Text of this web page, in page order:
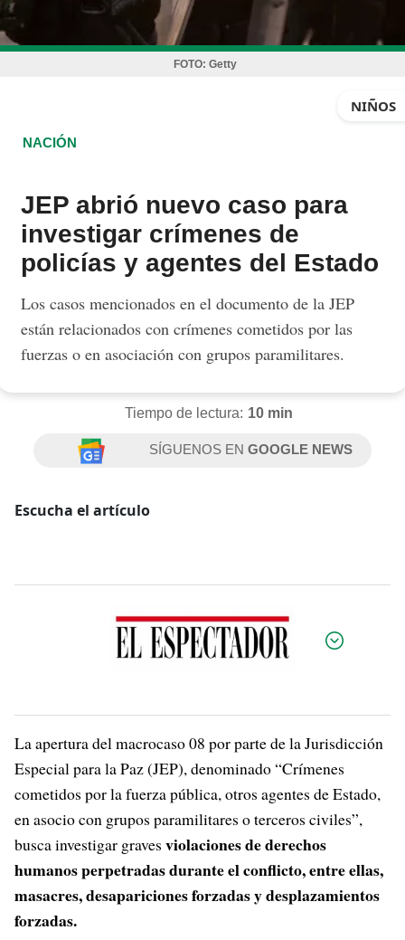
FOTO: Getty
NIÑOS
NACIÓN
JEP abrió nuevo caso para
investigar crímenes de
policías y agentes del Estado
Los casos mencionados en el documento de la JEP
están relacionados con crímenes cometidos por las
fuerzas o en asociación con grupos paramilitares.
Tiempo de lectura: 10 min
SÍGUENOS ENGOOGLE NEWS
Escucha el artículo
Por:
La apertura del macrocaso 08 por parte de la Jurisdicción
Especial para la Paz (JEP), denominado “Crímenes
cometidos por la fuerza pública, otros agentes de Estado,
en asocio con grupos paramilitares o terceros civiles”,
busca investigar graves violaciones de derechos
humanos perpetradas durante el conflicto, entre ellas,
masacres, desapariciones forzadas y desplazamientos
forzadas.